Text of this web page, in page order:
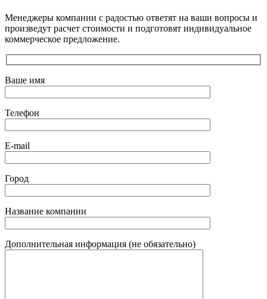
Менеджеры компании с радостью ответят на ваши вопросы и
произведут расчет стоимости и подготовят индивидуальное
коммерческое предложение.
Ваше имя
Телефон
E-mail
Город
Название компании
Дополнительная информация (не обязательно)